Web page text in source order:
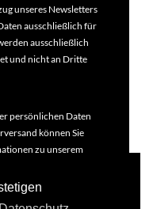
unseres Newsletters
ausschließlich für
ausschließlich
und nicht an Dritte
persönlichen Daten
können Sie
zu unserem